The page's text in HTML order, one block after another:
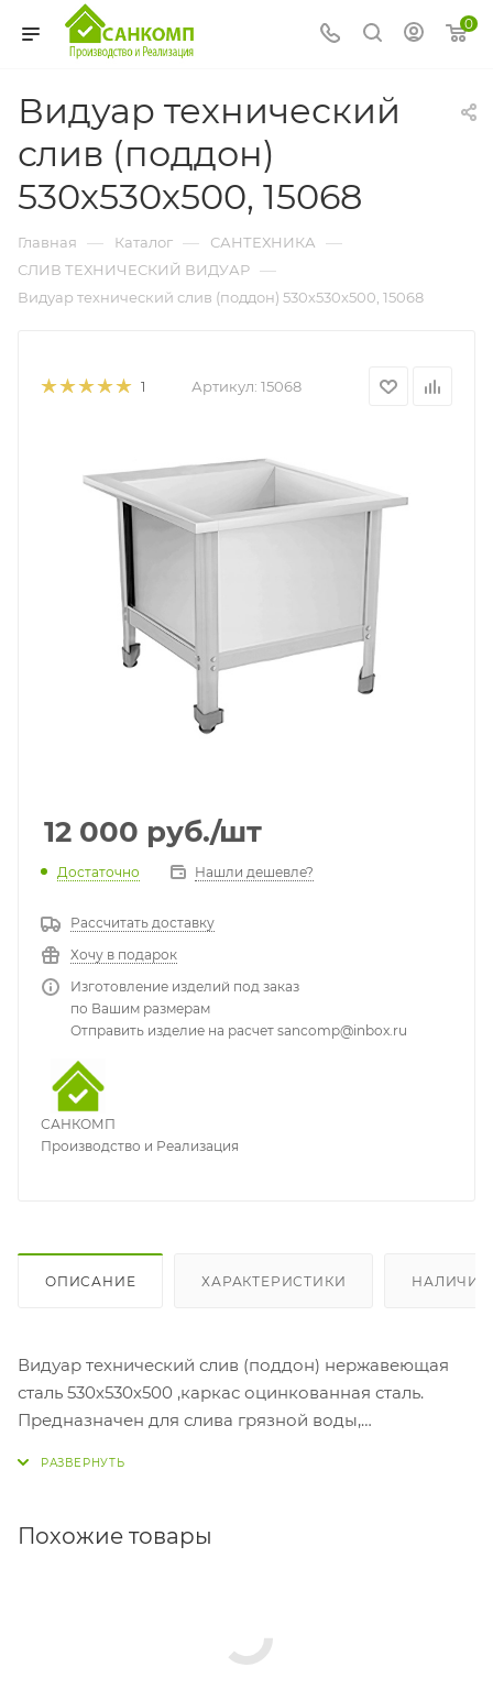
0
Видуар технический
слив (поддон)
530х530х500, 15068
Главная — Каталог — САНТЕХНИКА —
СЛИВ ТЕХНИЧЕСКИЙ ВИДУАР —
Видуар технический слив (поддон) 530х530х500, 15068
1 Артикул: 15068
12 000 руб./шт
Достаточно Нашли дешевле?
Рассчитать доставку
Хочу в подарок
Изготовление изделий под заказ
по Вашим размерам
Отправить изделие на расчет sancomp@inbox.ru
САНКОМП
Производство и Реализация
ОПИСАНИЕ ХАРАКТЕРИСТИКИ НАЛИЧИЕ
Видуар технический слив (поддон) нержавеющая
сталь 530х530х500 ,каркас оцинкованная сталь.
Предназначен для слива грязной воды,
различных медицинских и детских дошкольных
Похожие товары